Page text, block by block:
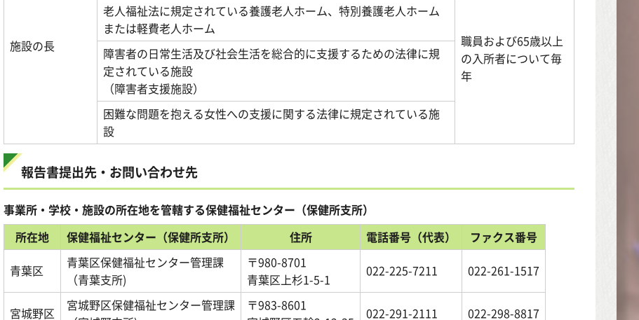
施設の長
職員および65歳以上
の入所者について毎
年
老人福祉法に規定されている養護老人ホーム、特別養護老人ホーム
または軽費老人ホーム
障害者の日常生活及び社会生活を総合的に支援するための法律に規
定されている施設
（障害者支援施設）
困難な問題を抱える女性への支援に関する法律に規定されている施
設
報告書提出先・お問い合わせ先
事業所・学校・施設の所在地を管轄する保健福祉センター（保健所支所）
所在地
保健福祉センター（保健所支所） 住所 電話番号（代表）
ファクス番号
青葉区
青葉区保健福祉センター管理課
（青葉支所)
〒980-8701
青葉区上杉1-5-1
022-225-7211 022-261-1517
宮城野区
宮城野区保健福祉センター管理課
〒983-8601
022-291-2111 022-298-8817